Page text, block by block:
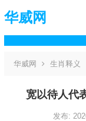
华威网
华威网 生肖释义
宽以待人代
发布: